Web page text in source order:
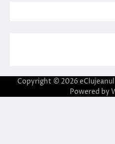
Copyright © 2026 eClujeanul
Powered by